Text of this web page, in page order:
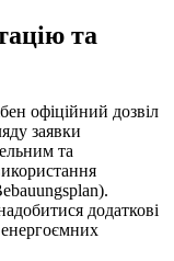
та
офіційний дозвіл
заявки
та
додаткові